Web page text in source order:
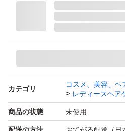
カテゴリ
コスメ、美容、ヘ
レディースヘア
商品の状態 未使用